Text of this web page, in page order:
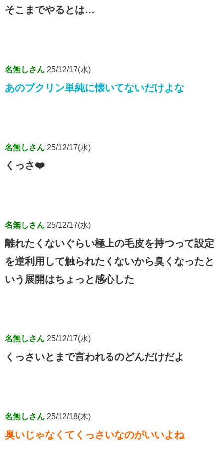
そこまでやるとは…
名無しさん 25/12/17(水)
あのプクリン単純に懐いてないだけよな
名無しさん 25/12/17(水)
くっさ❤️
名無しさん 25/12/17(水)
離れたくないぐらい極上の毛皮を持つって設定
を逆利用して触られたくないから臭くなったと
いう展開はちょっと感心した
名無しさん 25/12/17(水)
くっさいとまで言われるのどんだけだよ
名無しさん 25/12/18(木)
臭いじゃなくてくっさいなのがいいよね